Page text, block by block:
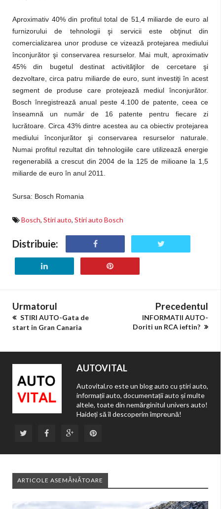
Aproximativ 40% din profitul total de 51,4 miliarde de euro al
furnizorului de tehnologii şi servicii este obţinut din
comercializarea unor produse ce vizează protejarea mediului
înconjurător şi conservarea resurselor. Mai mult, aproximativ
45% din bugetul destinat activităţilor de cercetare şi
dezvoltare, circa patru miliarde de euro, sunt investiţi în acest
segment de produse care protejează mediul înconjurător.
Bosch înregistrează anual peste 4.100 de patente, ceea ce
înseamnă un număr de 16 patente pentru fiecare zi
lucrătoare. Circa 43% dintre acestea au ca obiectiv protejarea
mediului înconjurător şi conservarea resurselor naturale.
Numai profitul rezultat din tehnologiile care utilizează energie
regenerabilă a crescut din 2004 de la 125 de milioane la 1,5
miliarde de euro în anul 2011.
Sursa: Bosch Romania
Bosch, Stiri auto, Stiri auto Bosch
Distribuie:
Urmatorul
STIRI AUTO-Gata de
start in Gran Canaria
Precedentul
INFORMATII AUTO-
Doriti un RCA ieftin?
AUTOVITAL
Autovital.ro este un blog auto cu știri auto,
informații auto, documentații auto și multe
altele, toate din nemărginitul univers auto!
Haideți să îl descoperim împreună!
ARTICOLE ASEMĂNĂTOARE